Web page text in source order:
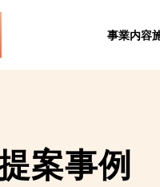
事業内容
案事例